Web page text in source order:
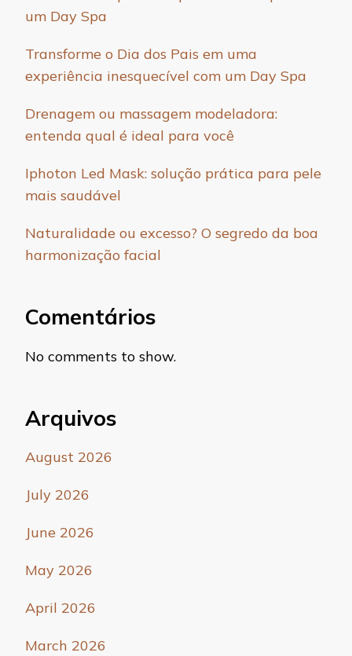
um Day Spa
Transforme o Dia dos Pais em uma
experiência inesquecível com um Day Spa
Drenagem ou massagem modeladora:
entenda qual é ideal para você
Iphoton Led Mask: solução prática para pele
mais saudável
Naturalidade ou excesso? O segredo da boa
harmonização facial
Comentários
No comments to show.
Arquivos
August 2026
July 2026
June 2026
May 2026
April 2026
March 2026